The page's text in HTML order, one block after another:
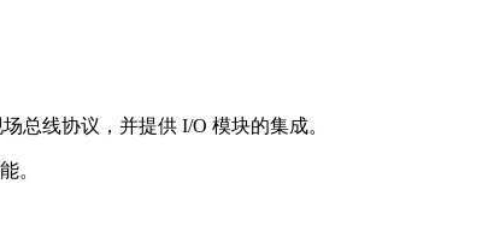
总线协议，并提供 I/O 模块的集成。
。